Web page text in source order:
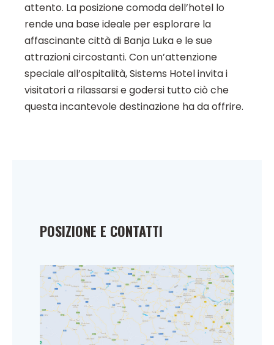
attento. La posizione comoda dell’hotel lo
rende una base ideale per esplorare la
affascinante città di Banja Luka e le sue
attrazioni circostanti. Con un’attenzione
speciale all’ospitalità, Sistems Hotel invita i
visitatori a rilassarsi e godersi tutto ciò che
questa incantevole destinazione ha da offrire.
POSIZIONE E CONTATTI